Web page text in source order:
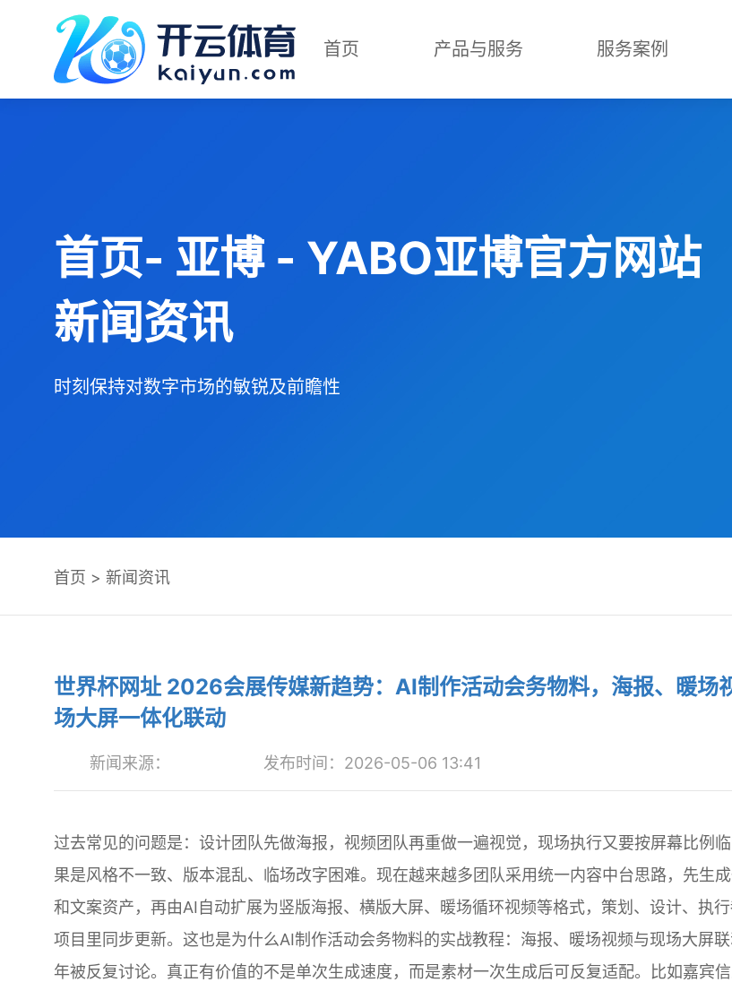
首页 产品与服务 服务案例
首页- 亚博 - YABO亚博官方网站
新闻资讯
时刻保持对数字市场的敏锐及前瞻性
首页 > 新闻资讯
世界杯网址 2026会展传媒新趋势：AI制作活动会务物料，海报、暖场
场大屏一体化联动
新闻来源： 发布时间：2026-05-06 13:41
过去常见的问题是：设计团队先做海报，视频团队再重做一遍视觉，现场执行又要按屏幕比例
果是风格不一致、版本混乱、临场改字困难。现在越来越多团队采用统一内容中台思路，先生
和文案资产，再由AI自动扩展为竖版海报、横版大屏、暖场循环视频等格式，策划、设计、执
项目里同步更新。这也是为什么AI制作活动会务物料的实战教程：海报、暖场视频与现场大屏
年被反复讨论。真正有价值的不是单次生成速度，而是素材一次生成后可反复适配。比如嘉宾